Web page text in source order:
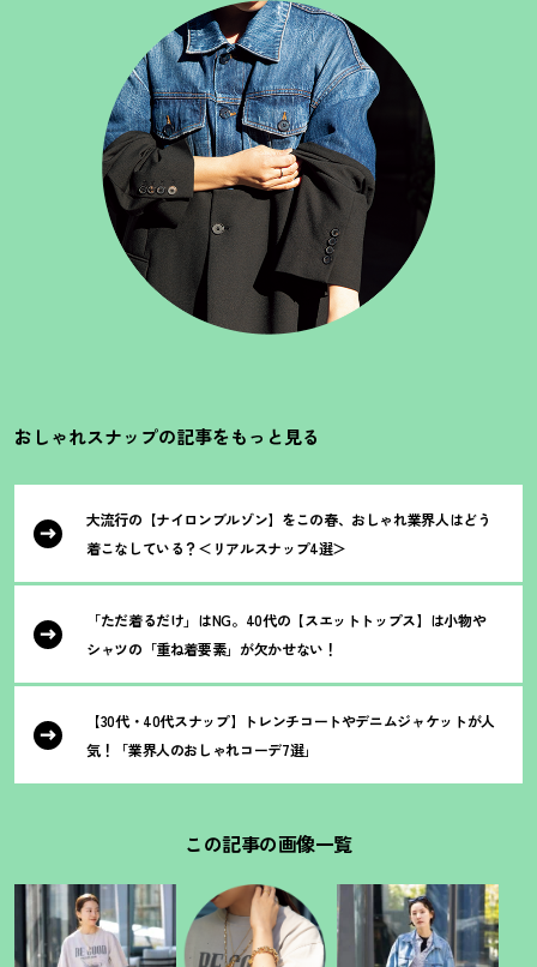
おしゃれスナップの記事をもっと見る
大流行の【ナイロンブルゾン】をこの春、おしゃれ業界人はどう
着こなしている？＜リアルスナップ4選＞
「ただ着るだけ」はNG。40代の【スエットトップス】は小物や
シャツの「重ね着要素」が欠かせない ！
【30代・40代スナップ】トレンチコートやデニムジャケットが人
気！ 「業界人のおしゃれコーデ7選」
この記事の画像一覧